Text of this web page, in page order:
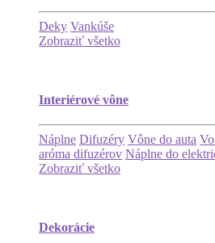
Deky Vankúše
Zobraziť všetko
Interiérové vône
Náplne Difuzéry Vône do auta
aróma difuzérov Náplne do
Zobraziť všetko
Dekorácie